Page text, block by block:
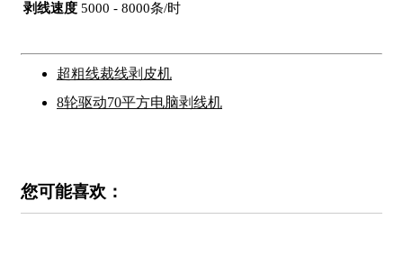
剥线速度 5000 - 8000条/时
超粗线裁线剥皮机
8轮驱动70平方电脑剥线机
您可能喜欢：